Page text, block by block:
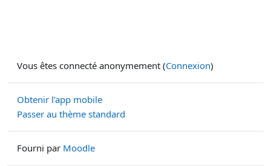
Vous êtes connecté anonymement (Connexion)
Obtenir l’app mobile
Passer au thème standard
Fourni par Moodle